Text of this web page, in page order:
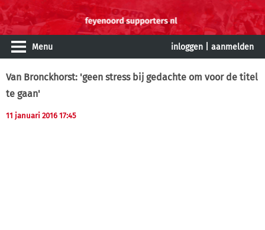
Menu inloggen aanmelden
Van Bronckhorst: 'geen stress bij gedachte om voor de titel
te gaan'
11 januari 2016 17:45